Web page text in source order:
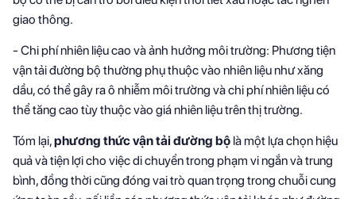
giao thông.
- Chi phí nhiên liệu cao và ảnh hưởng môi trường: Phương tiện
vận tải đường bộ thường phụ thuộc vào nhiên liệu như xăng
dầu, có thể gây ra ô nhiễm môi trường và chi phí nhiên liệu có
thể tăng cao tùy thuộc vào giá nhiên liệu trên thị trường.
Tóm lại,phương thức vận tải đường bộ là một lựa chọn hiệu
quả và tiện lợi cho việc di chuyển trong phạm vi ngắn và trung
bình, đồng thời cũng đóng vai trò quan trọng trong chuỗi cung